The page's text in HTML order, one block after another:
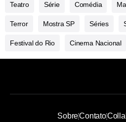
Teatro Série Comédia
Terror Mostra SP Séries
Festival do Rio Cinema Nacional
SobreContato